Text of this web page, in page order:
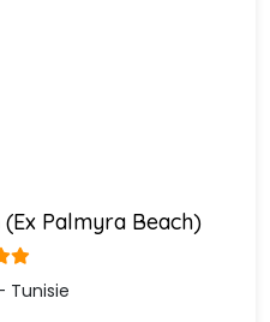
Palmyra Beach)
Tunisie